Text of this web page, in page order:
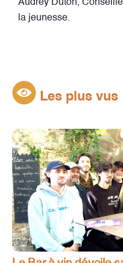
Audrey Duton,
la jeunesse.
Les plus vus